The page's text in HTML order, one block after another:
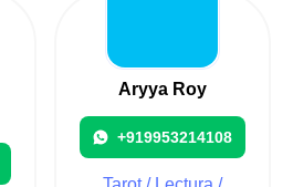
Aryya Roy
+919953214108